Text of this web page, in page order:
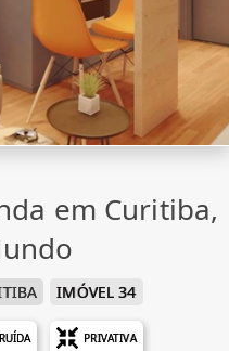
em Curitiba,
IMÓVEL 34
PRIVATIVA